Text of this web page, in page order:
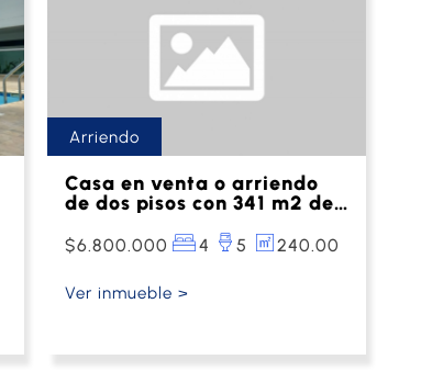
Arriendo
Casa en venta o arriendo
de dos pisos con 341 m2 de
construidos
con piscina, patio,
antejardines, terraza
parqueadero para dos
$6.800.000 4 5 240.00
Ver inmueble >